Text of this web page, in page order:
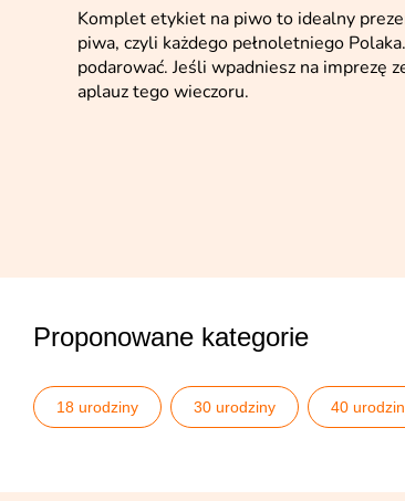
Komplet etykiet na piwo to idealny
piwa, czyli każdego pełnoletniego
podarować. Jeśli wpadniesz na imprezę
aplauz tego wieczoru.
Proponowane kategorie
18 urodziny 30 urodziny 40